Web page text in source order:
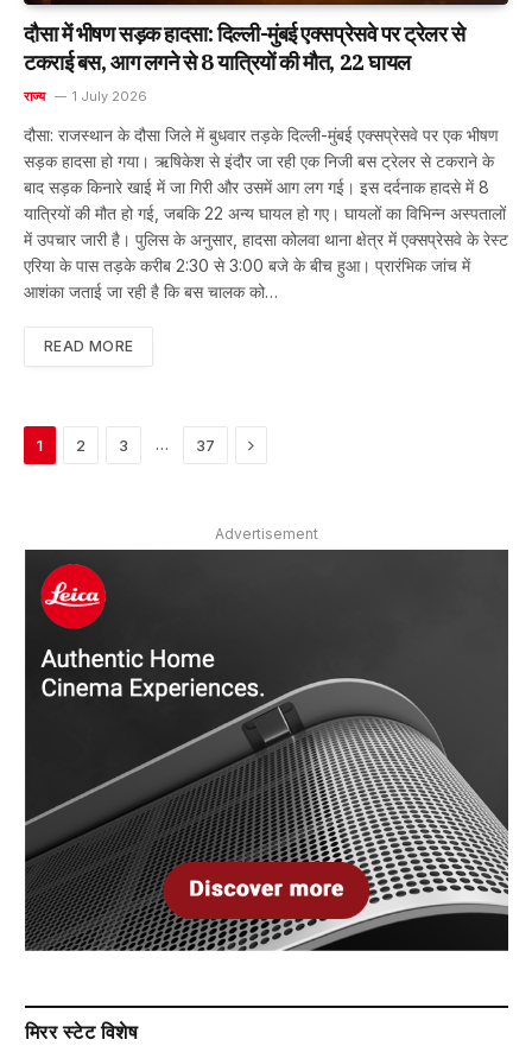
दौसा में भीषण सड़क हादसा: दिल्ली-मुंबई एक्सप्रेसवे पर ट्रेलर से
टकराई बस, आग लगने से 8 यात्रियों की मौत, 22 घायल
राज्य 1 July 2026
दौसा: राजस्थान के दौसा जिले में बुधवार तड़के दिल्ली-मुंबई एक्सप्रेसवे पर एक भीषण
सड़क हादसा हो गया। ऋषिकेश से इंदौर जा रही एक निजी बस ट्रेलर से टकराने के
बाद सड़क किनारे खाई में जा गिरी और उसमें आग लग गई। इस दर्दनाक हादसे में 8
यात्रियों की मौत हो गई, जबकि 22 अन्य घायल हो गए। घायलों का विभिन्न अस्पतालों
में उपचार जारी है। पुलिस के अनुसार, हादसा कोलवा थाना क्षेत्र में एक्सप्रेसवे के रेस्ट
एरिया के पास तड़के करीब 2:30 से 3:00 बजे के बीच हुआ। प्रारंभिक जांच में
आशंका जताई जा रही है कि बस चालक को…
READ MORE
1 2 3 … 37 Next
Advertisement
मिरर स्टेट विशेष